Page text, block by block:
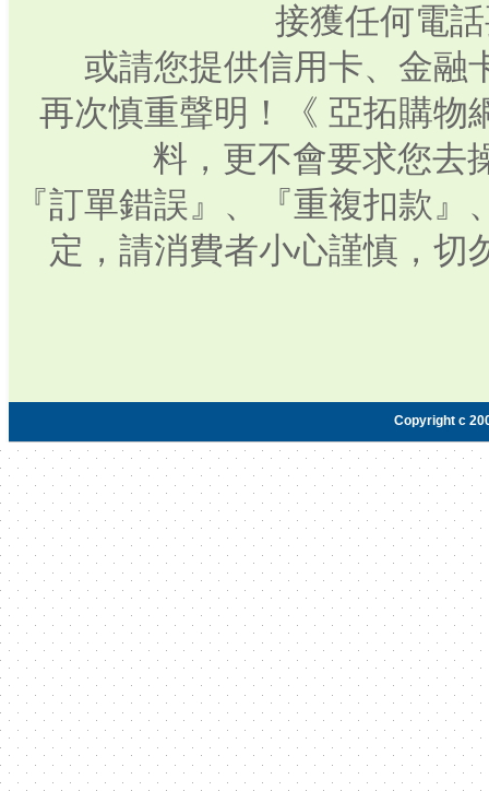
接獲任何電
或請您提供信用卡、金融
再次慎重聲明！《 亞拓購物
料，更不會要求您去
『訂單錯誤』、『重複扣款
定，請消費者小心謹慎，切
Copyright c